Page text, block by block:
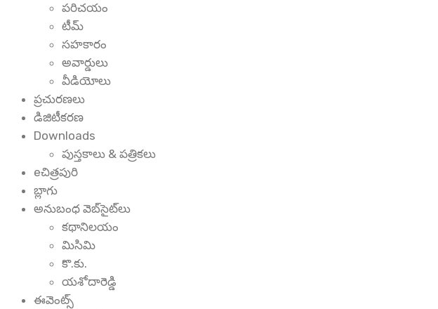
పరిచయం
టీమ్
సహకారం
అవార్డులు
వీడియోలు
ప్రచురణలు
డిజిటీకరణ
Downloads
పుస్తకాలు & పత్రికలు
eచిత్రపురి
బ్లాగు
అనుబంధ వెబ్‌సైట్‌లు
కథానిలయం
మిసిమి
కొ.కు.
యశోదారెడ్డి
ఈవెంట్స్